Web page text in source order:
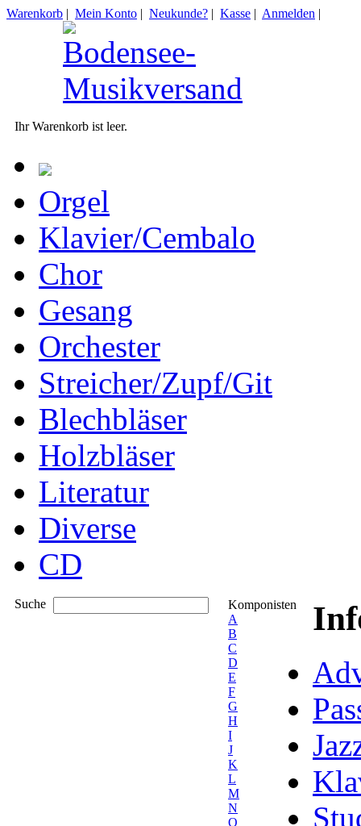
Warenkorb | Mein Konto | Neukunde? | Kasse | Anmelden |
Ihr Warenkorb ist leer.
Orgel
Klavier/Cembalo
Chor
Gesang
Orchester
Streicher/Zupf/Git
Blechbläser
Holzbläser
Literatur
Diverse
CD
Suche
Komponisten
A
B
C
D
E
F
G
H
I
J
K
L
M
N
O